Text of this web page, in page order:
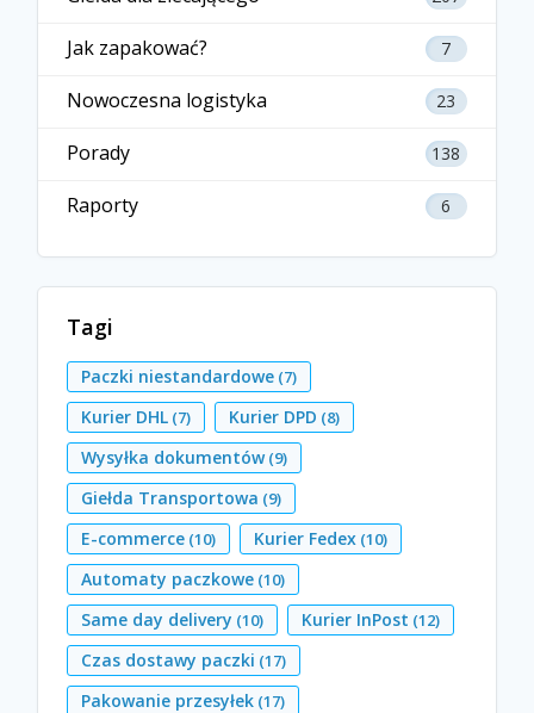
Jak zapakować? 7
Nowoczesna logistyka 23
Porady 138
Raporty 6
Tagi
Paczki niestandardowe (7)
Kurier DHL (7) Kurier DPD (8)
Wysyłka dokumentów(9)
Giełda Transportowa (9)
E-commerce (10) Kurier Fedex (10)
Automaty paczkowe (10)
Same day delivery (10) Kurier InPost (12)
Czas dostawy paczki (17)
Pakowanie przesyłek (17)